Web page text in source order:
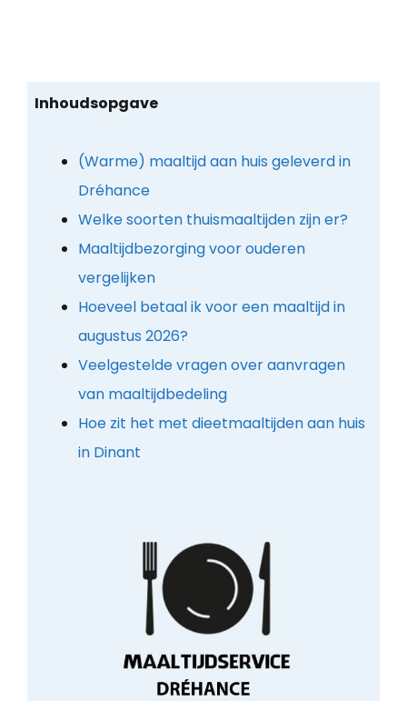
Inhoudsopgave
(Warme) maaltijd aan huis geleverd in
Dréhance
Welke soorten thuismaaltijden zijn er?
Maaltijdbezorging voor ouderen
vergelijken
Hoeveel betaal ik voor een maaltijd in
augustus 2026?
Veelgestelde vragen over aanvragen
van maaltijdbedeling
Hoe zit het met dieetmaaltijden aan huis
in Dinant